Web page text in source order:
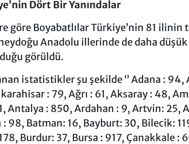
Dört Bir Yanındalar
göre Boyabatlılar Türkiye’nin 81 ilinin
Anadolu illerinde de daha düşük
görüldü.
istatistikler şu şekilde ‘’ Adana : 94,
: 79, Ağrı : 61, Aksaray : 48,
Antalya : 850, Ardahan : 9, Artvin: 25,
: 98, Batman: 16, Bayburt: 30, Bilecik:
Burdur: 37, Bursa : 917, Çanakkale :